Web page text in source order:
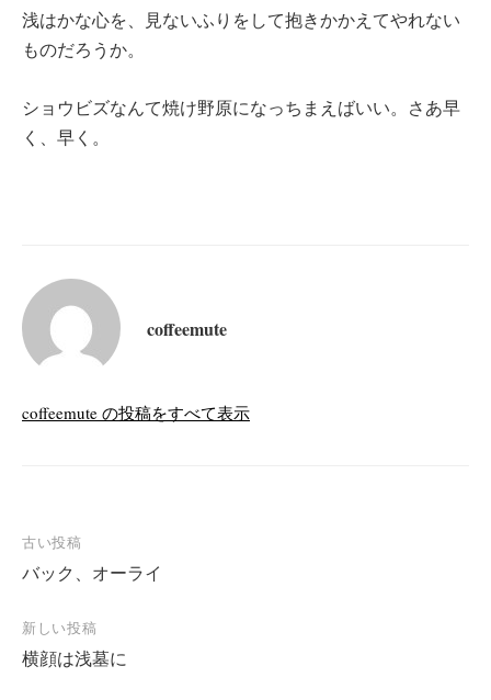
浅はかな心を、見ないふりをして抱きかかえてやれない
ものだろうか。
ショウビズなんて焼け野原になっちまえばいい。さあ早
く、早く。
coffeemute
coffeemute の投稿をすべて表示
投
稿
ナ
ビ
ゲ
古い投稿
バック、オーライ
新しい投稿
横顔は浅墓に